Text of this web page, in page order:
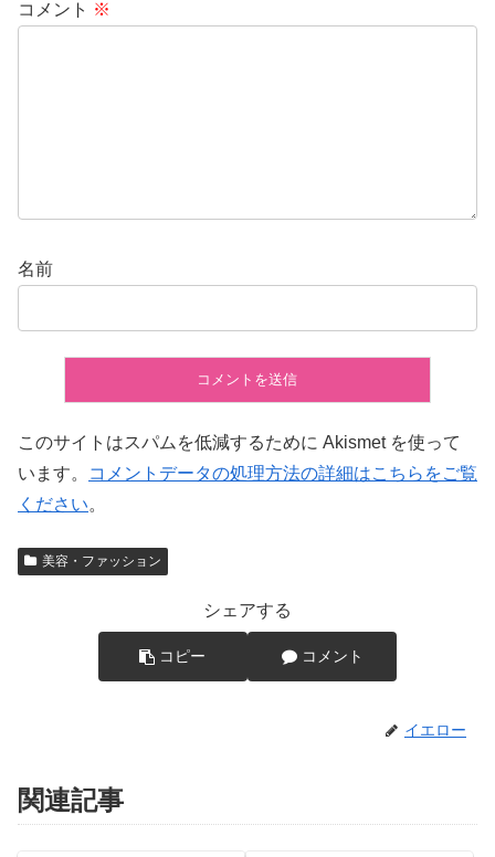
コメント ※
名前
このサイトはスパムを低減するために Akismet を使って
います。
コメントデータの処理方法の詳細はこちらをご覧
ください。
美容・ファッション
シェアする
コピー コメント
イエロー
関連記事